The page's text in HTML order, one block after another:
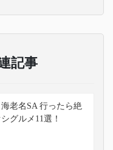
記事
海老名SA 行ったら絶
グルメ11選！